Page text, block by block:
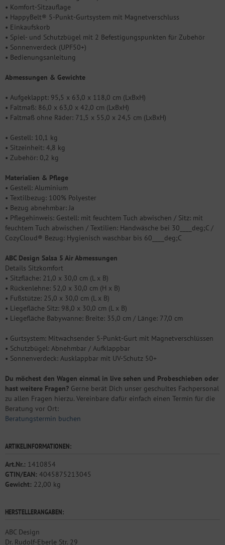
• Komfort-Sitzauflage
• HappyBelt® 5-Punkt-Gurtsystem mit Magnetverschluss
• Einkaufskorb
• Spiel- und Schutzbügel mit 2 Befestigungspunkten für Zubehör
• Sonnenverdeck (UPF50+)
• Bedienungsanleitung
Abmessungen & Gewichte
• Aufgeklappt: 95,5 x 63,0 x 118,0 cm (LxBxH)
• Faltmaß: 86,0 x 63,0 x 42,0 cm (LxBxH)
• Faltmaß ohne Räder: 71,5 x 55,0 x 24,5 cm (LxBxH)
• Gestell: 10,1 kg
• Sitzeinheit: 4,8 kg
• Zubehör: 0,2 kg
Materialien & Pflege
• Gestell: Aluminium
• Textilbezug: 100% Polyester
• Bezug abnehmbar: Ja
• Pflegehinweis: Gestell: mit feuchtem Tuch abwischen / Sitz: mit
feuchtem Tuch abwischen / Textilien: Handwäsche bei 30____deg;C /
CozyCloud® Bezug: Hygienisch waschbar bis 60____deg;C
ABC Design Salsa 5 Air Abmessungen
Details Sitzkomfort
• Sitzfläche: 21,0 x 30,0 cm (L x B)
• Rückenlehne: 52,0 x 30,0 cm (H x B)
• Fußstütze: 25,0 x 30,0 cm (L x B)
• Liegefläche Sitz: 98,0 x 30,0 cm (L x B)
• Liegefläche Babywanne: Breite: 35,0 cm / Länge: 77,0 cm
• Gurtsystem: Mitwachsender 5-Punkt-Gurt mit Magnetverschlüssen
• Schutzbügel: Abnehmbar / Aufklappbar
• Sonnenverdeck: Ausklappbar mit UV-Schutz 50+
Du möchest den Wagen einmal in live sehen und Probeschieben oder
hast weitere Fragen? Gerne berät Dich unser geschultes Fachpersonal
zu allen Fragen hierzu. Vereinbare dafür einfach einen Termin für die
Beratung vor Ort:
Beratungstermin buchen
ARTIKELINFORMATIONEN:
Art.Nr.: 1410854
GTIN/EAN: 4045875213045
Gewicht: 22,00 kg
HERSTELLERANGABEN:
ABC Design
Dr. Rudolf-Eberle Str. 29